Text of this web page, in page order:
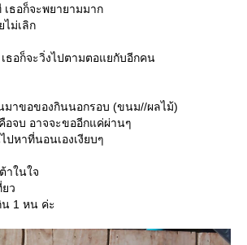
เธอก็จะพยายามมาก
ม่เลิก
ธอก็จะวิ่งไปตามตอแยกับอีกคน
าขอของกินนอกรอบ (ขนม//ผลไม้)
อจบ อาจจะขออีกแค่ผ่านๆ
ปหาที่นอนเองเงียบๆ
าในใจ
ว
1 หน ค่ะ